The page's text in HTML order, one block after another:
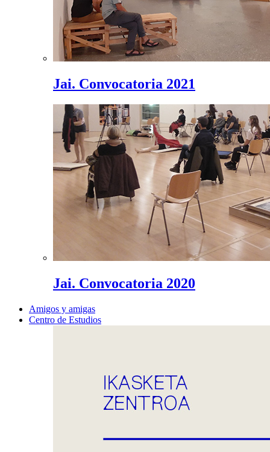
Jai. Convocatoria 2021
Jai. Convocatoria 2020
Amigos y amigas
Centro de Estudios